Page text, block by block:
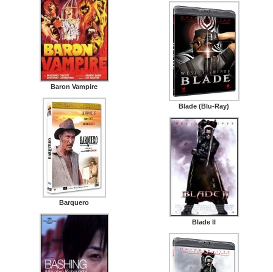
Baron Vampire
Barquero
Blade (Blu-Ray)
Blade II